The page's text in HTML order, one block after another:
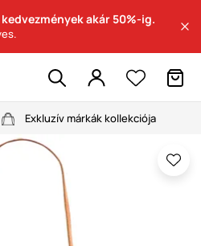
akár 50%-ig.
Exkluzív márkák kollekciója